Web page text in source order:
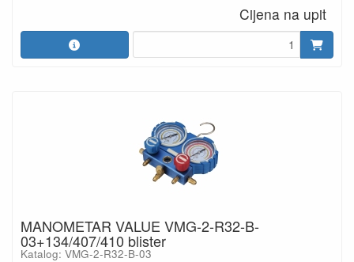
Cijena na upit
MANOMETAR VALUE VMG-2-R32-B-
03+134/407/410 blister
Katalog: VMG-2-R32-B-03